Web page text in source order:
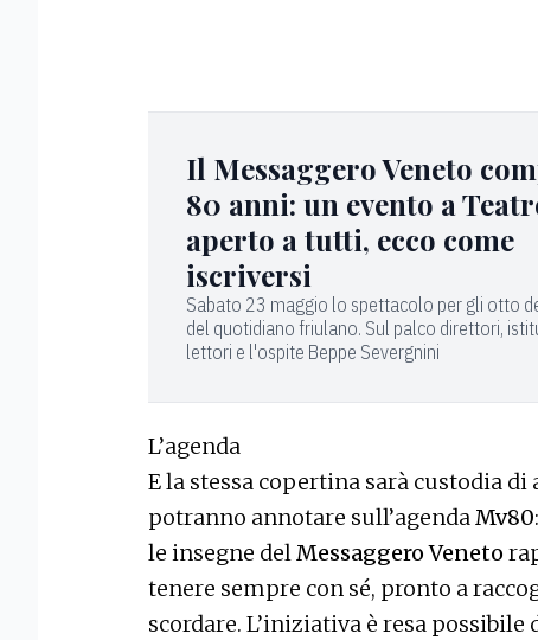
Il Messaggero Veneto
80 anni: un evento a
aperto a tutti, ecco come
iscriversi
Sabato 23 maggio lo spettacolo per gli otto
del quotidiano friulano. Sul palco direttori,
lettori e l'ospite Beppe Severgnini
L’agenda
E la stessa copertina sarà custodia
potranno annotare sull’agendaMv80
le insegne delMessaggero Veneto
tenere sempre con sé, pronto a
scordare. L’iniziativa è resa